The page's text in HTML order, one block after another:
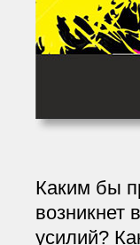
Каким бы
возникнет
усилий?